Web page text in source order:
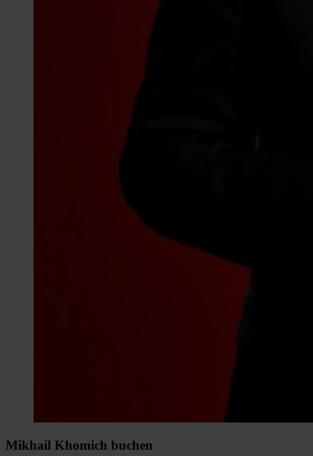
Mikhail Khomich buchen